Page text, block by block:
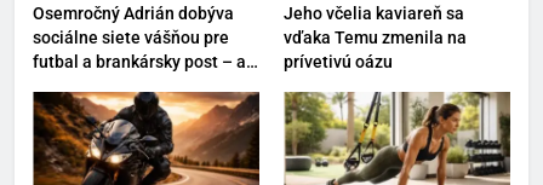
Osemročný Adrián dobýva
sociálne siete vášňou pre
futbal a brankársky post – aj
Jeho včelia kaviareň sa
vďaka Temu zmenila na
prívetivú oázu
7
POMÔCKY VYBAVENIE